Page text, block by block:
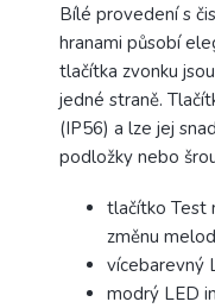
Bílé provedení s
hranami působí
tlačítka zvonku
jedné straně.
(IP56) a lze jej
podložky nebo
tlačítko Test
změnu
vícebarevný
modrý LED